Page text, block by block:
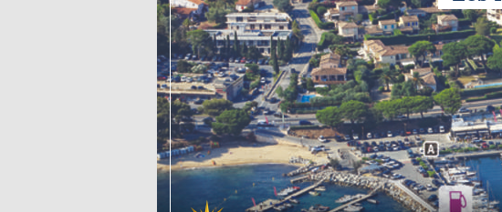
Equipements
Salons
Economie
Yachting
LOISIRS
Pêche en mer
Plongée
Glisse